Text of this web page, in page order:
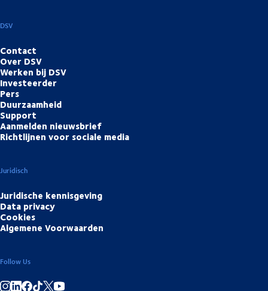
DSV
Contact
Over DSV
Werken bij DSV
Investeerder
Pers
Duurzaamheid
Support
Aanmelden nieuwsbrief
Richtlijnen voor sociale media
Juridisch
Juridische kennisgeving
Data privacy
Cookies
Algemene Voorwaarden
Follow Us